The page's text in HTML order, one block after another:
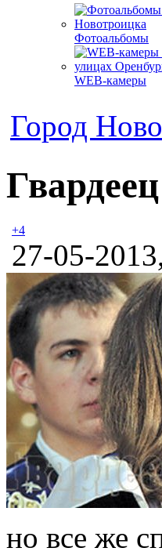
Фотоальбомы
WEB-камеры
Город
+4
27-05-
но все же